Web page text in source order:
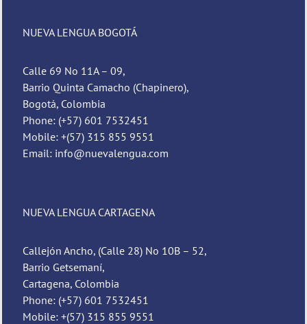
NUEVA LENGUA BOGOTÁ
Calle 69 No 11A – 09,
Barrio Quinta Camacho (Chapinero),
Bogotá, Colombia
Phone: (+57) 601 7532451
Mobile: +(57) 315 855 9551
Email: info@nuevalengua.com
NUEVA LENGUA CARTAGENA
Callejón Ancho, (Calle 28) No 10B – 52,
Barrio Getsemaní,
Cartagena, Colombia
Phone: (+57) 601 7532451
Mobile: +(57) 315 855 9551